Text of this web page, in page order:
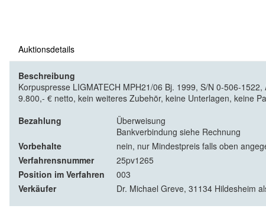
Auktionsdetails
Beschreibung
Korpuspresse LIGMATECH MPH21/06 Bj. 1999, S/N 0-506-
9.800,- € netto, kein weiteres Zubehör, keine Unterlagen, keine
Bezahlung
Überweisung
Bankverbindung siehe Rechnung
Vorbehalte
nein, nur Mindestpreis falls oben
Verfahrensnummer
25pv1265
Position im Verfahren
003
Verkäufer
Dr. Michael Greve, 31134 Hildesheim